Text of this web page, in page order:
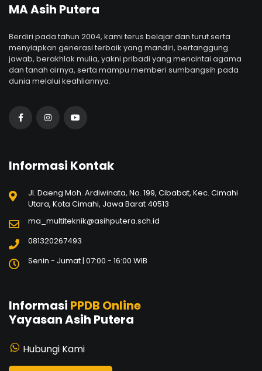
MA Asih Putera
Berdiri pada tahun 2004, kami terus belajar dan turut serta
menyiapkan generasi terbaik yang mandiri, bertanggung
jawab, berakhlak mulia, yakni pribadi yang mencintai agama
dan tanah airnya, serta mampu memberi sumbangsih pada
dunia melalui keahliannya.
Informasi Kontak
Jl. Daeng Moh. Ardiwinata, No. 199, Cibabat, Kec. Cimahi
Utara, Kota Cimahi, Jawa Barat 40513
ma_multiteknik@asihputera.sch.id
081320267493
Senin - Jumat | 07:00 - 16:00 WIB
Informasi PPDB Online
Yayasan Asih Putera
Hubungi Kami